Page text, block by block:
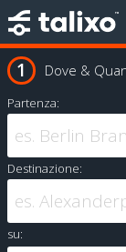
Dove &
Partenza:
Destinazione:
su: